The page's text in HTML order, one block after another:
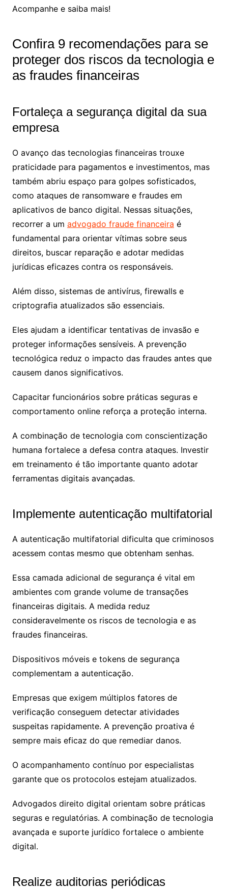
Acompanhe e saiba mais!
Confira 9 recomendações para se
proteger dos riscos da tecnologia e
as fraudes financeiras
Fortaleça a segurança digital da sua
empresa
O avanço das tecnologias financeiras trouxe
praticidade para pagamentos e investimentos, mas
também abriu espaço para golpes sofisticados,
como ataques de ransomware e fraudes em
aplicativos de banco digital. Nessas situações,
recorrer a um advogado fraude financeira é
fundamental para orientar vítimas sobre seus
direitos, buscar reparação e adotar medidas
jurídicas eficazes contra os responsáveis.
Além disso, sistemas de antivírus, firewalls e
criptografia atualizados são essenciais.
Eles ajudam a identificar tentativas de invasão e
proteger informações sensíveis. A prevenção
tecnológica reduz o impacto das fraudes antes que
causem danos significativos.
Capacitar funcionários sobre práticas seguras e
comportamento online reforça a proteção interna.
A combinação de tecnologia com conscientização
humana fortalece a defesa contra ataques. Investir
em treinamento é tão importante quanto adotar
ferramentas digitais avançadas.
Implemente autenticação multifatorial
A autenticação multifatorial dificulta que criminosos
acessem contas mesmo que obtenham senhas.
Essa camada adicional de segurança é vital em
ambientes com grande volume de transações
financeiras digitais. A medida reduz
consideravelmente os riscos de tecnologia e as
fraudes financeiras.
Dispositivos móveis e tokens de segurança
complementam a autenticação.
Empresas que exigem múltiplos fatores de
verificação conseguem detectar atividades
suspeitas rapidamente. A prevenção proativa é
sempre mais eficaz do que remediar danos.
O acompanhamento contínuo por especialistas
garante que os protocolos estejam atualizados.
Advogados direito digital orientam sobre práticas
seguras e regulatórias. A combinação de tecnologia
avançada e suporte jurídico fortalece o ambiente
digital.
Realize auditorias periódicas